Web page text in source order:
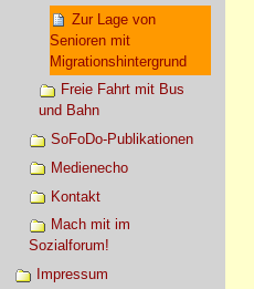
Zur Lage von
Senioren mit
Migrationshintergrund
Freie Fahrt mit Bus
und Bahn
SoFoDo-Publikationen
Medienecho
Kontakt
Mach mit im
Sozialforum!
Impressum